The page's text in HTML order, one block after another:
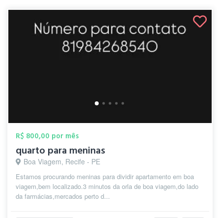
R$ 800,00 por mês
quarto para meninas
Boa Viagem, Recife - PE
Estamos procurando meninas para dividir apartamento em boa
viagem,bem localizado.3 minutos da orla de boa viagem,do lado
da farmácias,mercados perto d...